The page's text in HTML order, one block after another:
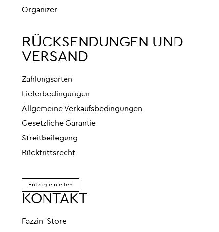
Organizer
RÜCKSENDUNGEN UND
VERSAND
Zahlungsarten
Lieferbedingungen
Allgemeine Verkaufsbedingungen
Gesetzliche Garantie
Streitbeilegung
Rücktrittsrecht
Entzug einleiten
KONTAKT
Fazzini Store